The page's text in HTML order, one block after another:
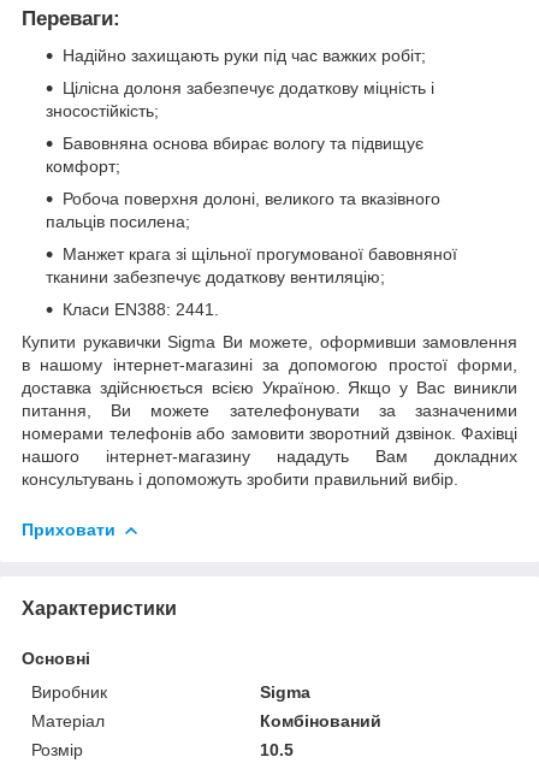
Переваги:
Надійно захищають руки під час важких робіт;
Цілісна долоня забезпечує додаткову міцність і
зносостійкість;
Бавовняна основа вбирає вологу та підвищує
комфорт;
Робоча поверхня долоні, великого та вказівного
пальців посилена;
Манжет крага зі щільної прогумованої бавовняної
тканини забезпечує додаткову вентиляцію;
Класи EN388: 2441.
Купити рукавички Sigma Ви можете, оформивши замовлення
в нашому інтернет-магазині за допомогою простої форми,
доставка здійснюється всією Україною. Якщо у Вас виникли
питання, Ви можете зателефонувати за зазначеними
номерами телефонів або замовити зворотний дзвінок. Фахівці
нашого інтернет-магазину нададуть Вам докладних
консультувань і допоможуть зробити правильний вибір.
Приховати
Характеристики
Основні
Виробник
Sigma
Матеріал
Комбінований
Розмір
10.5